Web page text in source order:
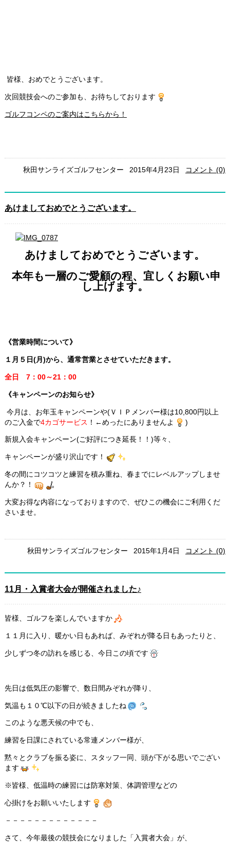
皆様、おめでとうございます。
次回競技会へのご参加も、お待ちしております
ゴルフコンペのご案内はこちらから！
秋田サンライズゴルフセンター 2015年4月23日 コメント (0)
あけましておめでとうございます。
あけましておめでとうございます。
本年も一層のご愛顧の程、宜しくお願い申
し上げます。
《営業時間について》
１月５日(月)から、通常営業とさせていただきます。
全日 7：00～21：00
《キャンペーンのお知らせ》
今月は、お年玉キャンペーンや(ＶＩＰメンバー様は10,800円以上
のご入金で4カゴサービス ！←めったにありませんよ )
新規入会キャンペーン(ご好評につき延長！！)等々、
キャンペーンが盛り沢山です！
冬の間にコツコツと練習を積み重ね、春までにレベルアップしませ
んか？！
大変お得な内容になっておりますので、ぜひこの機会にご利用くだ
さいませ。
秋田サンライズゴルフセンター 2015年1月4日 コメント (0)
11月・入賞者大会が開催されました♪
皆様、ゴルフを楽しんでいますか
１１月に入り、暖かい日もあれば、みぞれが降る日もあったりと、
少しずつ冬の訪れを感じる、今日この頃です
先日は低気圧の影響で、数日間みぞれが降り、
気温も１０℃以下の日が続きましたね
このような悪天候の中でも、
練習を日課にされている常連メンバー様が、
黙々とクラブを振る姿に、スタッフ一同、頭が下がる思いでござい
ます
※皆様、低温時の練習には防寒対策、体調管理などの
心掛けをお願いいたします
－－－－－－－－－－－－－
さて、今年最後の競技会になりました「入賞者大会」が、